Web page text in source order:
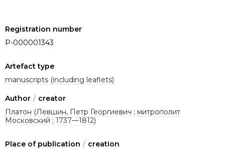
Registration number
P-000001343
Artefact type
manuscripts (including leaflets)
Author / creator
Платон (Левшин, Петр Георгиевич ; митрополит
Московский ; 1737—1812)
Place of publication / creation